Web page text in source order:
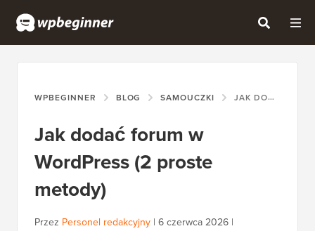
WPBEGINNER BLOG SAMOUCZKI JAK DODAĆ FORUM W WORDPRESS (2 PROSTE METODY)
Jak dodać forum w
WordPress (2 proste
metody)
Przez Personel redakcyjny | 6 czerwca 2026 |